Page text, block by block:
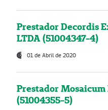
Prestador Decordis
LTDA (51004347-4)
01 de Abril de 2020
Prestador
(51004355-5)